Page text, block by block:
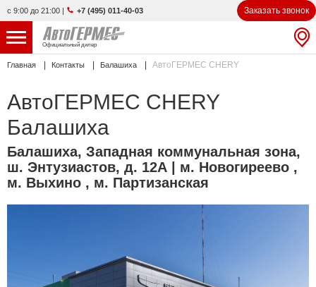
с 9:00 до 21:00 | +7 (495) 011-40-03 Заказать звонок
Официальный дилер
НОВЫЕ АВТОМОБИЛИ 4778 авто
С ПРОБЕГОМ 834 авто
СЕРВИС
УСЛУГИ
АКЦИИ
КОНТАКТЫ
Главная Контакты Балашиха АвтоГЕРМЕС CHERY
АвтоГЕРМЕС CHERY
Балашиха
Балашиха, Западная коммунальная зона,
ш. Энтузиастов, д. 12А | м. Новогиреево ,
м. Выхино , м. Партизанская